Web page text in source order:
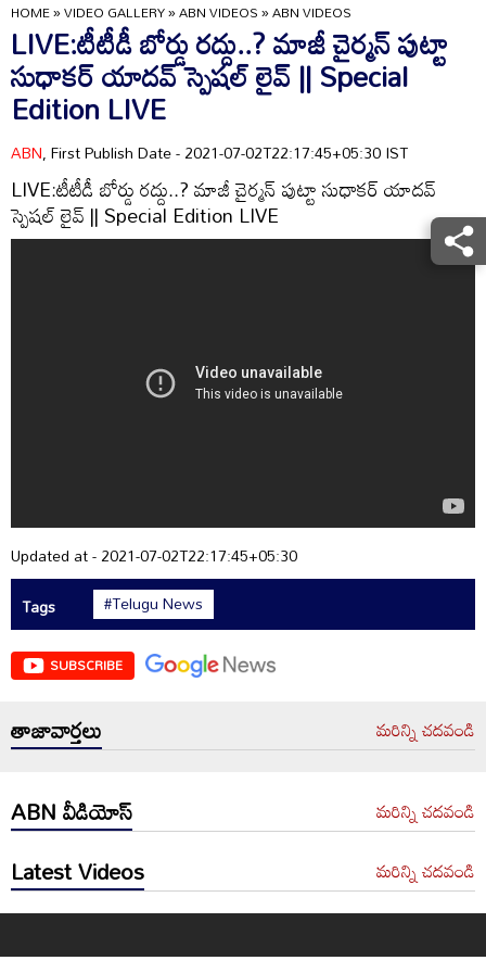
HOME»VIDEO GALLERY»ABN VIDEOS»ABN VIDEOS
LIVE:టీటీడీ బోర్డు రద్దు..? మాజీ చైర్మన్ పుట్టా
సుధాకర్ యాదవ్ స్పెషల్ లైవ్ || Special
Edition LIVE
ABN, First Publish Date - 2021-07-02T22:17:45+05:30 IST
LIVE:టీటీడీ బోర్డు రద్దు..? మాజీ చైర్మన్ పుట్టా సుధాకర్ యాదవ్
స్పెషల్ లైవ్ || Special Edition LIVE
Updated at - 2021-07-02T22:17:45+05:30
Tags
#Telugu News
SUBSCRIBE
తాజావార్తలు మరిన్ని చదవండి
ABN వీడియోస్ మరిన్ని చదవండి
Latest Videos మరిన్ని చదవండి